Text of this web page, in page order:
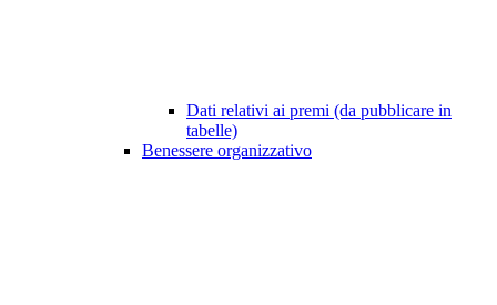
Dati relativi ai premi (da pubblicare in
tabelle)
Benessere organizzativo